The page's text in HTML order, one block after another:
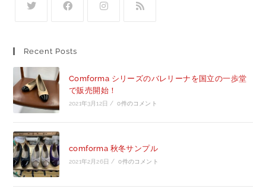
Recent Posts
Comforma シリーズのバレリーナを国立の一歩堂
で販売開始！
2021年3月12日 / 0件のコメント
comforma 秋冬サンプル
2021年2月26日 / 0件のコメント